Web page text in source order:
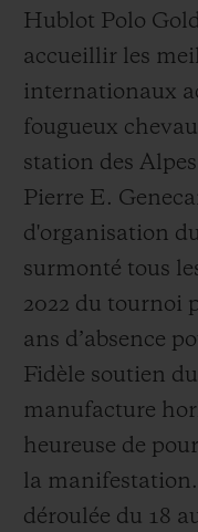
Hublot Polo
accueillir les
internationaux
fougueux
station des
Pierre E.
d'organisation
surmonté tous
2022 du tournoi
ans d’absence
Fidèle soutien
manufacture
heureuse de
la
déroulée du 18